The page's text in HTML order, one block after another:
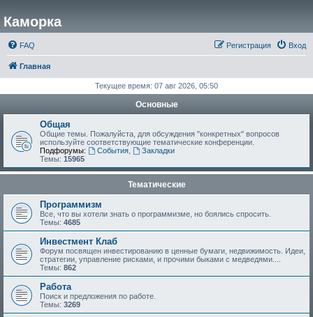
Каморка
FAQ Вход
Регистрация
Главная
Текущее время: 07 авг 2026, 05:50
Основные
Общая
Общие темы. Пожалуйста, для обсуждения "конкретных" вопросов
используйте соответствующие тематические конференции.
Подфорумы:
События,
Закладки
Темы: 15965
Тематические
Программизм
Все, что вы хотели знать о программизме, но боялись спросить.
Темы: 4685
Инвестмент Клаб
Форум посвящен инвестированию в ценные бумаги, недвижимость. Идеи,
стратегии, управление рисками, и прочими быками с медведями....
Темы: 862
Работа
Поиск и предложения по работе.
Темы: 3269